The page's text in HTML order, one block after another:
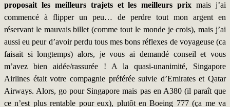
proposait les meilleurs trajets et les meilleurs prix mais j’ai
commencé à flipper un peu… de perdre tout mon argent en
réservant le mauvais billet (comme tout le monde je crois), mais j’ai
aussi eu peur d’avoir perdu tous mes bons réflexes de voyageuse (ca
faisait si longtemps) alors, je vous ai demandé conseil et vous
m’avez bien aidée/rassurée ! A la quasi-unanimité, Singapore
Airlines était votre compagnie préférée suivie d’Emirates et Qatar
Airways. Alors, go pour Singapore mais pas en A380 (il paraît que
ce n’est plus rentable pour eux), plutôt en Boeing 777 (ça me va